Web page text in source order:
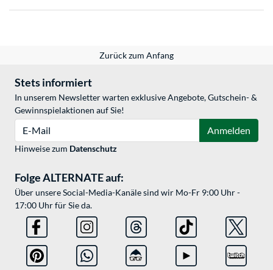
Zurück zum Anfang
Stets informiert
In unserem Newsletter warten exklusive Angebote, Gutschein- &
Gewinnspielaktionen auf Sie!
Anmelden
Hinweise zum Datenschutz
Folge ALTERNATE auf:
Über unsere Social-Media-Kanäle sind wir Mo-Fr 9:00 Uhr -
17:00 Uhr für Sie da.